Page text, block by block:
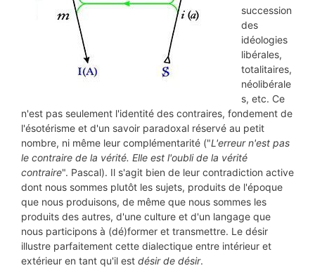
succession
des
idéologies
libérales,
totalitaires,
néolibérale
s, etc. Ce
n'est pas seulement l'identité des contraires, fondement de
l'ésotérisme et d'un savoir paradoxal réservé au petit
nombre, ni même leur complémentarité ("L'erreur n'est pas
le contraire de la vérité. Elle est l'oubli de la vérité
contraire". Pascal). Il s'agit bien de leur contradiction active
dont nous sommes plutôt les sujets, produits de l'époque
que nous produisons, de même que nous sommes les
produits des autres, d'une culture et d'un langage que
nous participons à (dé)former et transmettre. Le désir
illustre parfaitement cette dialectique entre intérieur et
extérieur en tant qu'il est désir de désir.